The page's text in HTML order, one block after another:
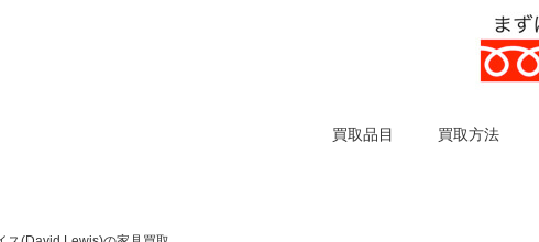
買取品目 買取方法